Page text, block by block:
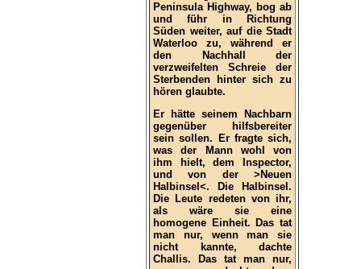
Peninsula Highway, bog ab
und führ in Richtung
Süden weiter, auf die Stadt
Waterloo zu, während er
den Nachhall der
verzweifelten Schreie der
Sterbenden hinter sich zu
hören glaubte.
Er hätte seinem Nachbarn
gegenüber hilfsbereiter
sein sollen. Er fragte sich,
was der Mann wohl von
ihm hielt, dem Inspector,
und von der >Neuen
Halbinsel<. Die Halbinsel.
Die Leute redeten von ihr,
als wäre sie eine
homogene Einheit. Das tat
man nur, wenn man sie
nicht kannte, dachte
Challis. Das tat man nur,